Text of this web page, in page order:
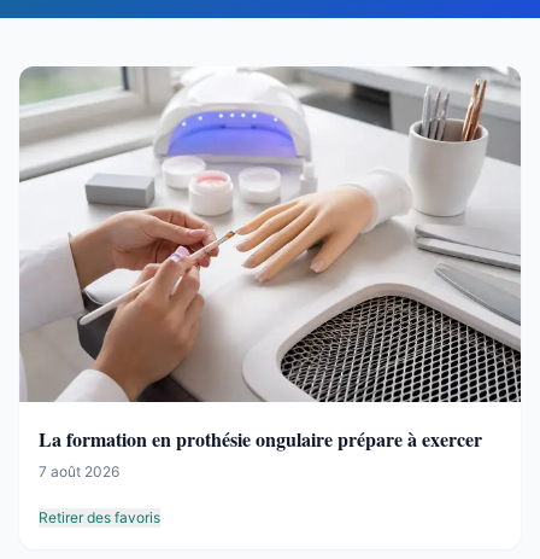
La formation en prothésie ongulaire prépare à exercer
7 août 2026
Retirer des favoris